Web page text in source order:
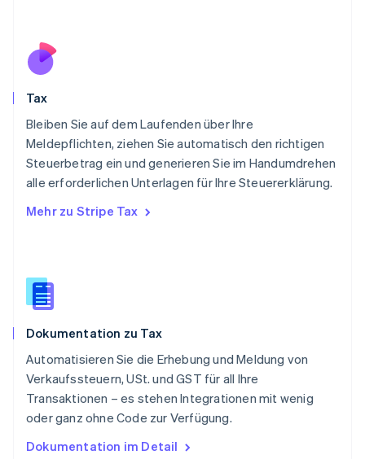
Tax
Bleiben Sie auf dem Laufenden über Ihre
Meldepflichten, ziehen Sie automatisch den richtigen
Steuerbetrag ein und generieren Sie im Handumdrehen
alle erforderlichen Unterlagen für Ihre Steuererklärung.
Mehr zu Stripe Tax
Dokumentation zu Tax
Automatisieren Sie die Erhebung und Meldung von
Verkaufssteuern, USt. und GST für all Ihre
Transaktionen – es stehen Integrationen mit wenig
oder ganz ohne Code zur Verfügung.
Dokumentation im Detail
Portugal
Português
Schweden
Schweiz
DeutschFrançaisItalianoEnglish
Singapur
Slowakei
Sonderverwaltungsregion Hongkong,
China
Spanien
EspañolEnglish
Thailand
Tschechische Republik
English
English